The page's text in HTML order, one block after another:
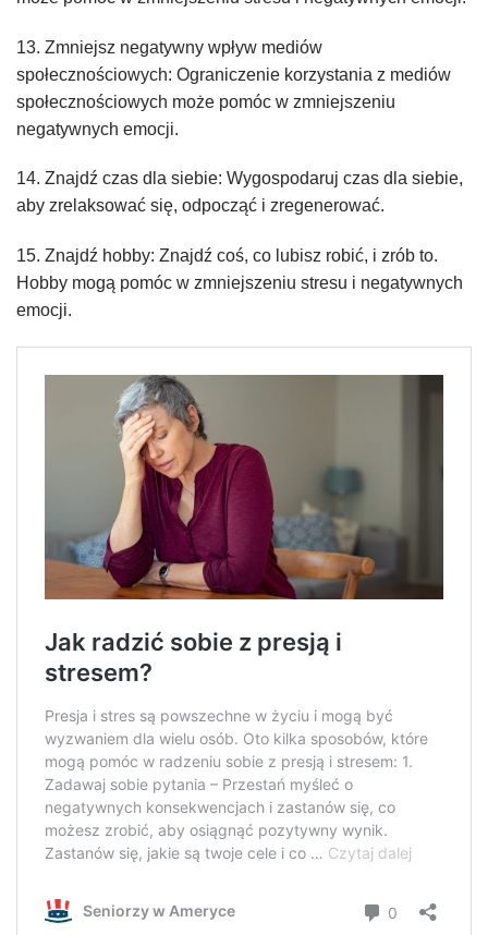
13. Zmniejsz negatywny wpływ mediów
społecznościowych: Ograniczenie korzystania z mediów
społecznościowych może pomóc w zmniejszeniu
negatywnych emocji.
14. Znajdź czas dla siebie: Wygospodaruj czas dla siebie,
aby zrelaksować się, odpocząć i zregenerować.
15. Znajdź hobby: Znajdź coś, co lubisz robić, i zrób to.
Hobby mogą pomóc w zmniejszeniu stresu i negatywnych
emocji.